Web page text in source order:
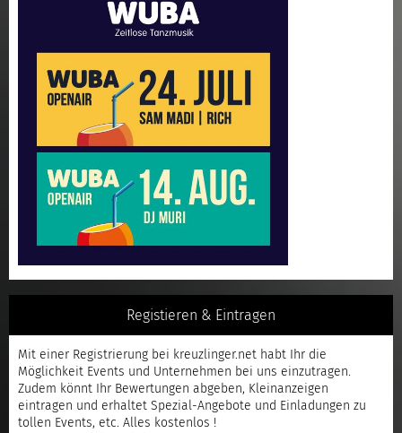
Registieren & Eintragen
Mit einer Registrierung bei kreuzlinger.net habt Ihr die
Möglichkeit Events und Unternehmen bei uns einzutragen.
Zudem könnt Ihr Bewertungen abgeben, Kleinanzeigen
eintragen und erhaltet Spezial-Angebote und Einladungen zu
tollen Events, etc. Alles kostenlos !